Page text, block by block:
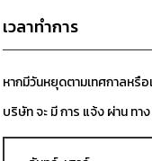
เวลาทำการ
หากมีวันหยุดตามเทศกาลหรื
บริษัท จะ มี การ แจ้ง ผ่าน ทา